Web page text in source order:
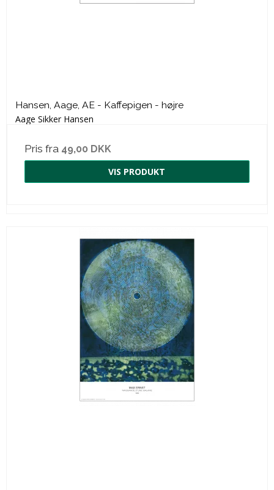
Hansen, Aage, AE - Kaffepigen - højre
Aage Sikker Hansen
Pris fra 49,00 DKK
VIS PRODUKT